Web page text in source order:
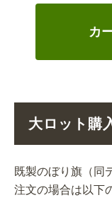
カ
大ロット購
既製のぼり旗（同
注文の場合は以下